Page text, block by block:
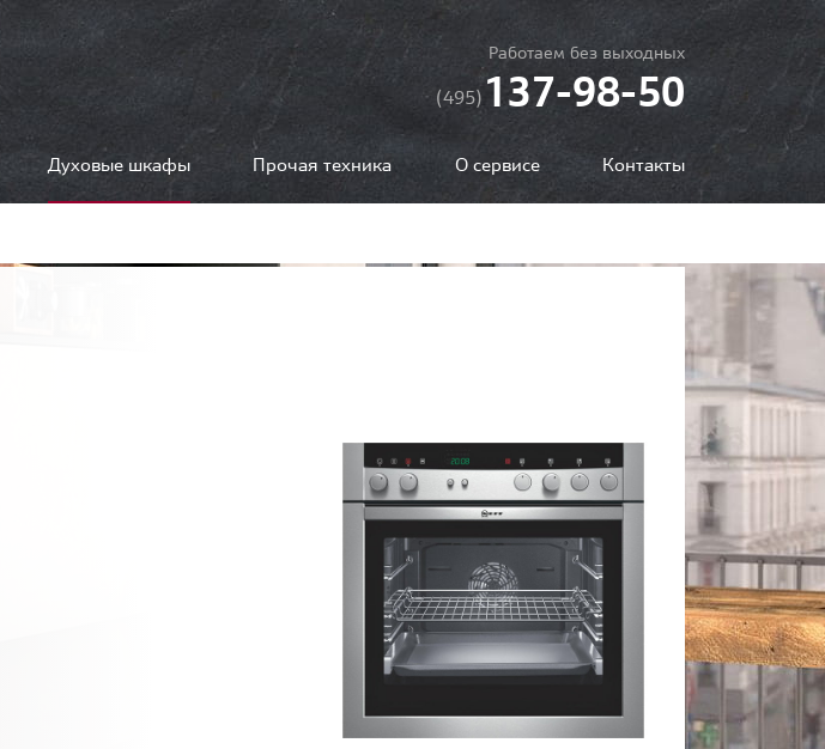
Работаем без выходных
(495)137-98-50
Духовые шкафы Прочая техника О сервисе Контакты